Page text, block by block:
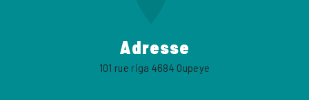
Adresse
101 rue riga 4684 Oupeye